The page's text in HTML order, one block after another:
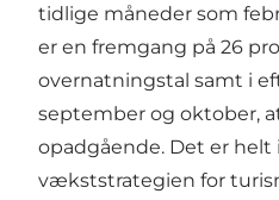
tidlige måneder som
er en fremgang på 26
overnatningstal samt i
september og oktober,
opadgående. Det er helt
vækststrategien for